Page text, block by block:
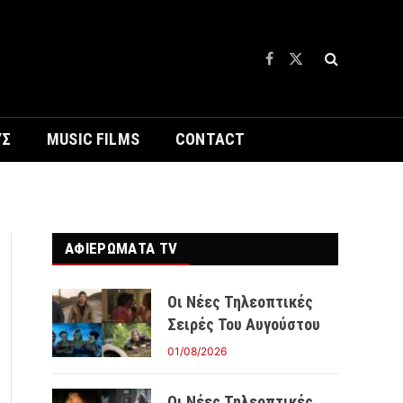
Facebook
X
MUSIC FILMS CONTACT
ΑΦΙΕΡΩΜΑΤΑ TV
Οι Νέες Τηλεοπτικές
Σειρές Του Αυγούστου
01/08/2026